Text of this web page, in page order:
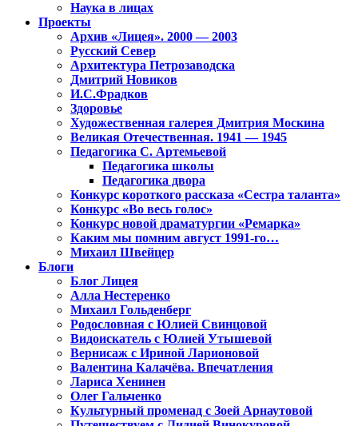
Наука в лицах
Проекты
Архив «Лицея». 2000 — 2003
Русский Север
Архитектура Петрозаводска
Дмитрий Новиков
И.С.Фрадков
Здоровье
Художественная галерея Дмитрия Москина
Великая Отечественная. 1941 — 1945
Педагогика С. Артемьевой
Педагогика школы
Педагогика двора
Конкурс короткого рассказа «Сестра таланта»
Конкурс «Во весь голос»
Конкурс новой драматургии «Ремарка»
Каким мы помним август 1991-го…
Михаил Швейцер
Блоги
Блог Лицея
Алла Нестеренко
Михаил Гольденберг
Родословная с Юлией Свинцовой
Видоискатель с Юлией Утышевой
Вернисаж с Ириной Ларионовой
Валентина Калачёва. Впечатления
Лариса Хенинен
Олег Гальченко
Культурный променад с Зоей Арнаутовой